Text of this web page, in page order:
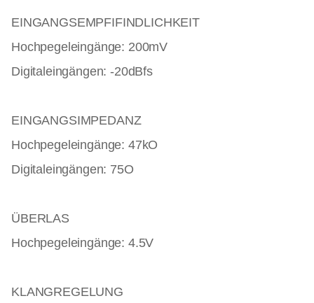
EINGANGSEMPFIFINDLICHKEIT
Hochpegeleingänge: 200mV
Digitaleingängen: -20dBfs
EINGANGSIMPEDANZ
Hochpegeleingänge: 47kO
Digitaleingängen: 75O
ÜBERLAS
Hochpegeleingänge: 4.5V
KLANGREGELUNG